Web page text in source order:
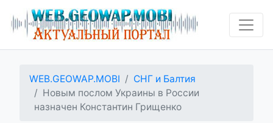
WEB.GEOWAP.MOBI
СНГ и Балтия
Новым послом Украины в России
назначен Константин Грищенко